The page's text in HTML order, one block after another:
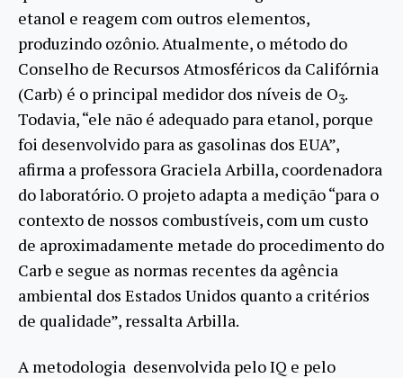
etanol e reagem com outros elementos,
produzindo ozônio. Atualmente, o método do
Conselho de Recursos Atmosféricos da Califórnia
(Carb) é o principal medidor dos níveis de O3.
Todavia, “ele não é adequado para etanol, porque
foi desenvolvido para as gasolinas dos EUA”,
afirma a professora Graciela Arbilla, coordenadora
do laboratório. O projeto adapta a medição “para o
contexto de nossos combustíveis, com um custo
de aproximadamente metade do procedimento do
Carb e segue as normas recentes da agência
ambiental dos Estados Unidos quanto a critérios
de qualidade”, ressalta Arbilla.
A metodologia desenvolvida pelo IQ e pelo